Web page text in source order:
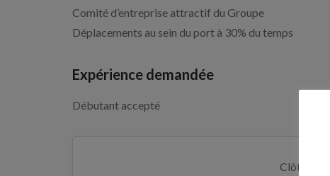
Comité d’entreprise attractif du Groupe
Déplacements au sein du port à 30% du temps
Expérience demandée
Débutant accepté
Clôture des